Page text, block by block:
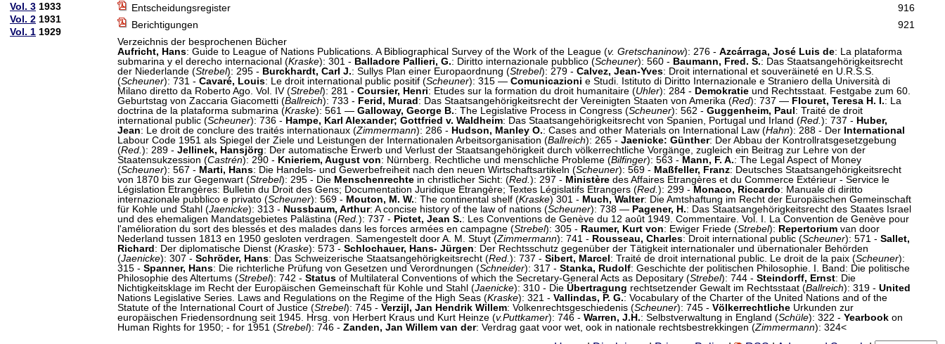
Vol. 3 1933
Vol. 2 1931
Vol. 1 1929
Entscheidungsregister
916
Berichtigungen
921
Verzeichnis der besprochenen Bücher
Aufricht, Hans: Guide to League of Nations Publications. A Bibliographical Survey of the Work of the League (v. Gretschaninow): 276 - Azcárraga, José Luis de: La plataforma
submarina y el derecho internacional (Kraske): 301 - Balladore Pallieri, G.: Diritto internazionale pubblico (Scheuner): 560 - Baumann, Fred. S.: Das Staatsangehörigkeitsrecht
der Niederlande (Strebel): 295 - Burckhardt, Carl J.: Sullys Plan einer Europaordnung (Strebel): 279 - Calvez, Jean-Yves: Droit international et souveräineté en U.R.S.S.
(Scheuner): 731 - Cavaré, Louis: Le droit international public positif (Scheuner): 315 — Comunicazioni e Studi. Istituto di Diritto Internazionale e Straniero della Università di
Milano diretto da Roberto Ago. Vol. IV (Strebel): 281 - Coursier, Henri: Etudes sur la formation du droit humanitaire (Uhler): 284 - Demokratie und Rechtsstaat. Festgabe zum 60.
Geburtstag von Zaccaria Giacometti (Ballreich): 733 - Ferid, Murad: Das Staatsangehörigkeitsrecht der Vereinigten Staaten von Amerika (Red): 737 — Flouret, Teresa H. I.: La
doctrina de la plataforma submarina (Kraske): 561 — Galloway, George B.: The Legislative Process in Congress (Scheuner): 562 - Guggenheim, Paul: Traité de droit
international public (Scheuner): 736 - Hampe, Karl Alexander; Gottfried v. Waldheim: Das Staatsangehörigkeitsrecht von Spanien, Portugal und Irland (Red. ): 737 - Huber,
Jean: Le droit de conclure des traités internationaux (Zimmermann): 286 - Hudson, Manley O.: Cases and other Materials on International Law (Hahn): 288 - Der International
Labour Code 1951 als Spiegel der Ziele und Leistungen der Internationalen Arbeitsorganisation (Ballreich): 265 - Jaenicke: Günther: Der Abbau der Kontrollratsgesetzgebung
(Red. ): 289 - Jellinek, Hansjörg: Der automatische Erwerb und Verlust der Staatsangehörigkeit durch völkerrechtliche Vorgänge, zugleich ein Beitrag zur Lehre von der
Staatensukzession (Castrén): 290 - Knieriem, August von: Nürnberg. Rechtliche und menschliche Probleme (Bilfinger): 563 - Mann, F. A.: The Legal Aspect of Money
(Scheuner): 567 - Marti, Hans: Die Handels- und Gewerbefreiheit nach den neuen Wirtschaftsartikeln (Scheuner): 569 - Maßfeller, Franz: Deutsches Staatsangehörigkeitsrecht
von 1870 bis zur Gegenwart (Strebel): 295 - Die Menschenrechte in christlicher Sicht: (Red. ): 297 - Ministère des Affaires Etrangères et du Commerce Extérieur - Service le
Législation Etrangères: Bulletin du Droit des Gens; Documentation Juridique Etrangère; Textes Législatifs Etrangers (Red. ): 299 - Monaco, Riccardo: Manuale di diritto
internazionale pubblico e privato (Scheuner): 569 - Mouton, M. W.: The continental shelf (Kraske) 301 - Much, Walter: Die Amtshaftung im Recht der Europäischen Gemeinschaft
für Kohle und Stahl (Jaenicke): 313 - Nussbaum, Arthur: A concise history of the law of nations (Scheuner): 738 — Pagener, H.: Das Staatsangehörigkeitsrecht des Staates Israel
und des ehemaligen Mandatsgebietes Palästina (Red. ): 737 - Pictet, Jean S.: Les Conventions de Genève du 12 août 1949. Commentaire. Vol. I. La Convention de Genève pour
l'amélioration du sort des blessés et des malades dans les forces armées en campagne (Strebel): 305 - Raumer, Kurt von: Ewiger Friede (Strebel): Repertorium van door
Nederland tussen 1813 en 1950 gesloten verdragen. Samengestelt door A. M. Stuyt (Zimmermann): 741 - Rousseau, Charles: Droit international public (Scheuner): 571 - Sallet,
Richard: Der diplomatische Dienst (Kraske): 573 - Schlochauer, Hans- Jürgen: Der Rechtsschutz gegenüber der Tätigkeit internationaler und übernationaler Behörden
(Jaenicke): 307 - Schröder, Hans: Das Schweizerische Staatsangehörigkeitsrecht (Red. ): 737 - Sibert, Marcel: Traité de droit international public. Le droit de la paix (Scheuner):
315 - Spanner, Hans: Die richterliche Prüfung von Gesetzen und Verordnungen (Schneider): 317 - Stanka, Rudolf: Geschichte der politischen Philosophie. I. Band: Die politische
Philosophie des Altertums (Strebel): 742 - Status of Multilateral Conventions of which the Secretary-General Acts as Depositary (Strebel): 744 - Steindorff, Ernst: Die
Nichtigkeitsklage im Recht der Europäischen Gemeinschaft für Kohle und Stahl (Jaenicke): 310 - Die Übertragung rechtsetzender Gewalt im Rechtsstaat (Ballreich): 319 - United
Nations Legislative Series. Laws and Regulations on the Regime of the High Seas (Kraske): 321 - Vallindas, P. G.: Vocabulary of the Charter of the United Nations and of the
Statute of the International Court of Justice (Strebel): 745 - Verzijl, Jan Hendrik Willem: Volkenrechtsgeschiedenis (Scheuner): 745 - Völkerrechtliche Urkunden zur
europäischen Friedensordnung seit 1945. Hrsg. von Herbert Kraus und Kurt Heinze (v.Puttkamer): 746 - Warren, J.H.: Selbstverwaltung in England (Schüle): 322 - Yearbook on
Human Rights for 1950; - for 1951 (Strebel): 746 - Zanden, Jan Willem van der: Verdrag gaat voor wet, ook in nationale rechtsbestrekkingen (Zimmermann): 324<